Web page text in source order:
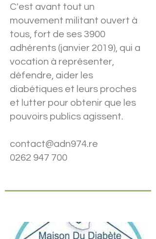
C'est avant tout un
mouvement militant ouvert à
tous, fort de ses 3900
adhérents (janvier 2019), qui a
vocation à représenter,
défendre, aider les
diabétiques et leurs proches
et lutter pour obtenir que les
pouvoirs publics agissent.
contact@adn974.re
0262 947 700